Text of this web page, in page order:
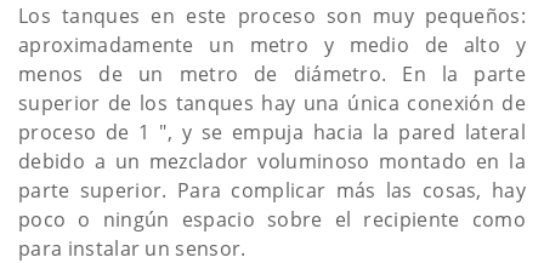
Los tanques en este proceso son muy pequeños:
aproximadamente un metro y medio de alto y
menos de un metro de diámetro. En la parte
superior de los tanques hay una única conexión de
proceso de 1 ", y se empuja hacia la pared lateral
debido a un mezclador voluminoso montado en la
parte superior. Para complicar más las cosas, hay
poco o ningún espacio sobre el recipiente como
para instalar un sensor.